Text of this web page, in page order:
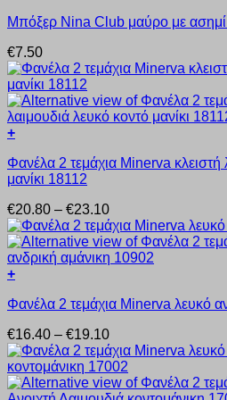
να
στη
σελίδα
του
προϊόντος
το
έχει
πολλαπλές
παραλλαγές.
Οι
επιλογές
μπορούν
επιλεγούν
στη
του
προϊόντος
Μπόξερ Nina Club μαύρο με ασημί
€7.50
+
το
προϊόν
πολλαπλές
παραλλαγές.
Οι
επιλογές
μπορούν
επιλεγούν
σελίδα
του
προϊόντος
Φανέλα 2 τεμάχια Minerva κλειστή
μανίκι 18112
€20.80 – €23.10Price
range:
€20.80
through
+
το
έχει
πολλαπλές
παραλλαγές.
Οι
Φανέλα 2 τεμάχια Minerva λευκό
€16.40 – €19.10Price
range:
€16.40
through